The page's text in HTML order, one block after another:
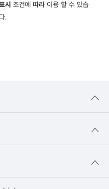
시 조건에 따라 이용 할 수 있습
.